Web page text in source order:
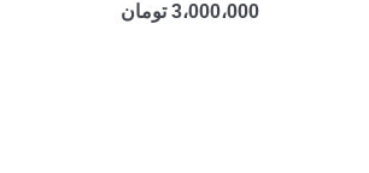
3،000،000 تومان